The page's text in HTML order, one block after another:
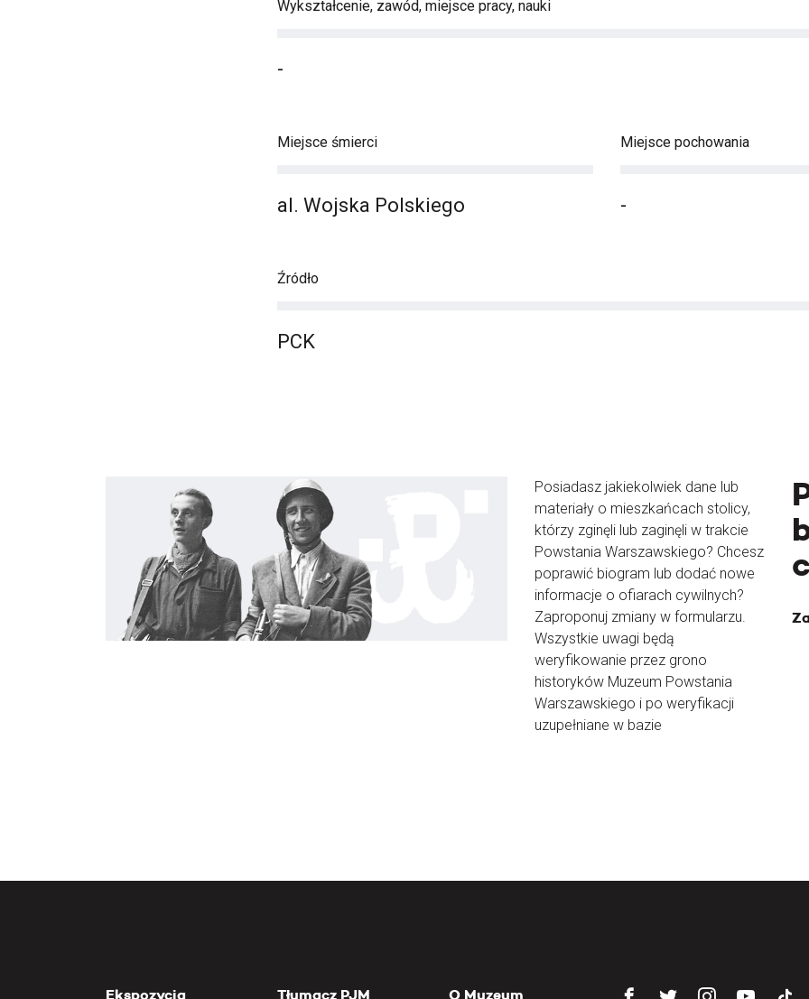
Wykształcenie, zawód, miejsce pracy, nauki
-
Miejsce śmierci
al. Wojska Polskiego
Miejsce pochowania
-
Źródło
PCK
Posiadasz jakiekolwiek dane lub
materiały o mieszkańcach stolicy,
którzy zginęli lub zaginęli w trakcie
Powstania Warszawskiego? Chcesz
poprawić biogram lub dodać nowe
informacje o ofiarach cywilnych?
Zaproponuj zmiany w formularzu.
Wszystkie uwagi będą
weryfikowanie przez grono
historyków Muzeum Powstania
Warszawskiego i po weryfikacji
uzupełniane w bazie
Ekspozycja Tłumacz PJM O Muzeum